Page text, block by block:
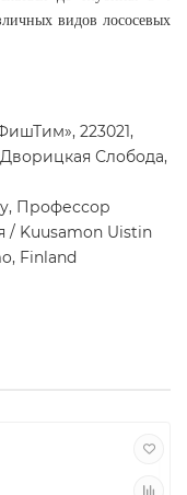
видов лососевых
223021,
Слобода,
Профессор
/ Kuusamon Uistin
Finland